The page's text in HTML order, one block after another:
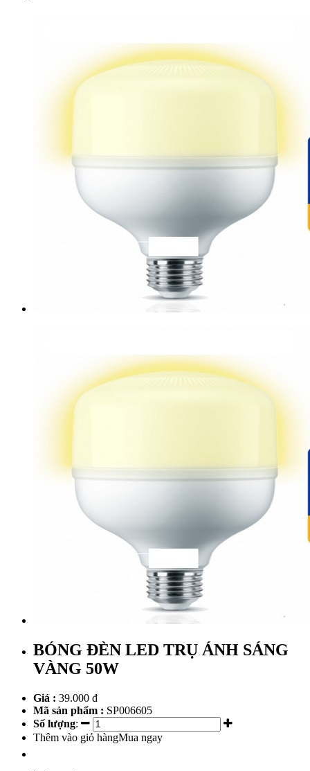
BÓNG ĐÈN LED TRỤ ÁNH SÁNG
VÀNG 50W
Giá : 39.000 đ
Mã sản phẩm : SP006605
Số lượng:
Thêm vào giỏ hàngMua ngay